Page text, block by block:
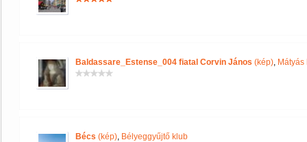
Baldassare_Estense_004 fiatal Corvin János (kép),
Bécs (kép), Bélyeggyűjtő klub